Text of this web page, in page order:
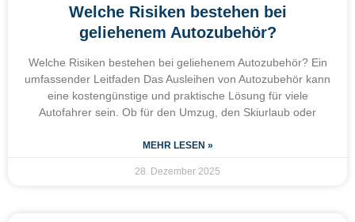
Welche Risiken bestehen bei
geliehenem Autozubehör?
Welche Risiken bestehen bei geliehenem Autozubehör? Ein
umfassender Leitfaden Das Ausleihen von Autozubehör kann
eine kostengünstige und praktische Lösung für viele
Autofahrer sein. Ob für den Umzug, den Skiurlaub oder
MEHR LESEN »
28. Dezember 2025